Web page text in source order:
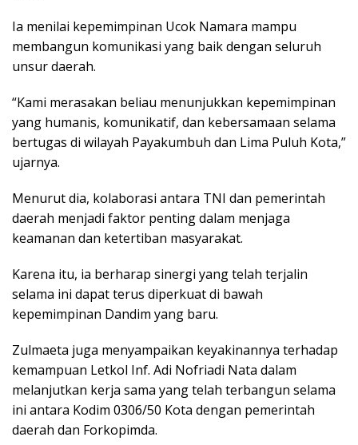
Ia menilai kepemimpinan Ucok Namara mampu
membangun komunikasi yang baik dengan seluruh
unsur daerah.
“Kami merasakan beliau menunjukkan kepemimpinan
yang humanis, komunikatif, dan kebersamaan selama
bertugas di wilayah Payakumbuh dan Lima Puluh Kota,”
ujarnya.
Menurut dia, kolaborasi antara TNI dan pemerintah
daerah menjadi faktor penting dalam menjaga
keamanan dan ketertiban masyarakat.
Karena itu, ia berharap sinergi yang telah terjalin
selama ini dapat terus diperkuat di bawah
kepemimpinan Dandim yang baru.
Zulmaeta juga menyampaikan keyakinannya terhadap
kemampuan Letkol Inf. Adi Nofriadi Nata dalam
melanjutkan kerja sama yang telah terbangun selama
ini antara Kodim 0306/50 Kota dengan pemerintah
daerah dan Forkopimda.